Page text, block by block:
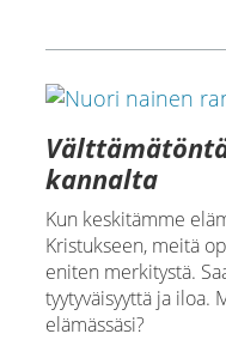
kannalta
Kun keskitämme
Kristukseen, meitä
eniten merkitystä.
tyytyväisyyttä ja iloa.
elämässäsi?